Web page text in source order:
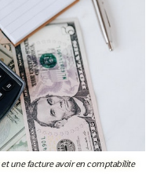
une facture avoir en comptabilite